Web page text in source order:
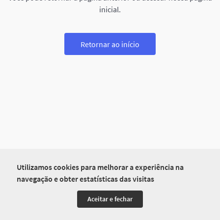
Utilizamos cookies para melhorar a experiência na
navegação e obter estatísticas das visitas
Aceitar e fechar
inicial.
Retornar ao início